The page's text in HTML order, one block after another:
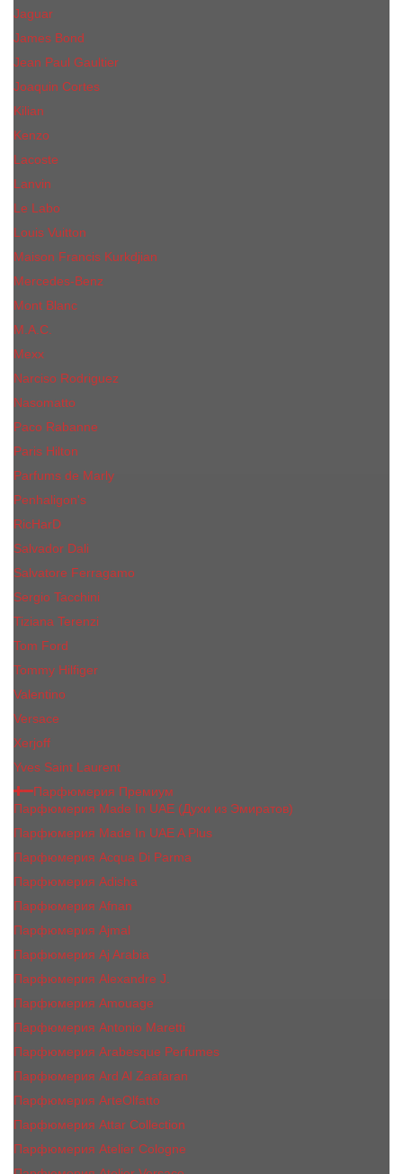
Jaguar
James Bond
Jean Paul Gaultier
Joaquin Сortes
Kilian
Kenzo
Lacoste
Lanvin
Le Labo
Louis Vuitton
Maison Francis Kurkdjian
Mercedes-Benz
Mont Blanc
M.А.C.
Mexx
Narciso Rodriguez
Nasomatto
Paco Rabanne
Paris Hilton
Parfums de Marly
Penhaligon​'s
RicHarD
Salvador Dali
Salvatore Ferragamo
Sergio Tacchini
Tiziana Terenzi
Tom Ford
Tommy Hilfiger
Valentino
Versace
Xerjoff
Yves Saint Laurent
Парфюмерия Премиум
Парфюмерия Made In UAE (Духи из Эмиратов)
Парфюмерия Made In UAE A Plus
Парфюмерия Acqua Di Parma
Парфюмерия Adisha
Парфюмерия Afnan
Парфюмерия Ajmal
Парфюмерия Aj Arabia
Парфюмерия Alexandre J.
Парфюмерия Amouage
Парфюмерия Antonio Maretti
Парфюмерия Arabesque Perfumes
Парфюмерия Ard Al Zaafaran
Парфюмерия ArteOlfatto
Парфюмерия Attar Collection
Парфюмерия Atelier Cologne